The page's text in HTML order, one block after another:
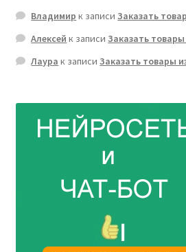
Владимир к записиЗаказать
Алексей к записиЗаказать
Лаура к записиЗаказать товары